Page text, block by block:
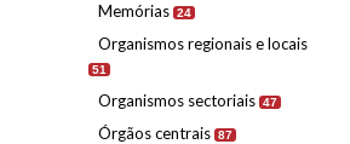
Memórias 24
Organismos regionais e locais
51
Organismos sectoriais 47
Órgãos centrais 87